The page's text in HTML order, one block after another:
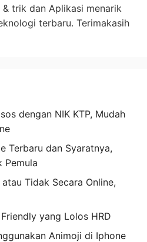
trik dan Aplikasi menarik
terbaru. Terimakasih
dengan NIK KTP, Mudah
Terbaru dan Syaratnya,
Pemula
Tidak Secara Online,
yang Lolos HRD
Animoji di Iphone